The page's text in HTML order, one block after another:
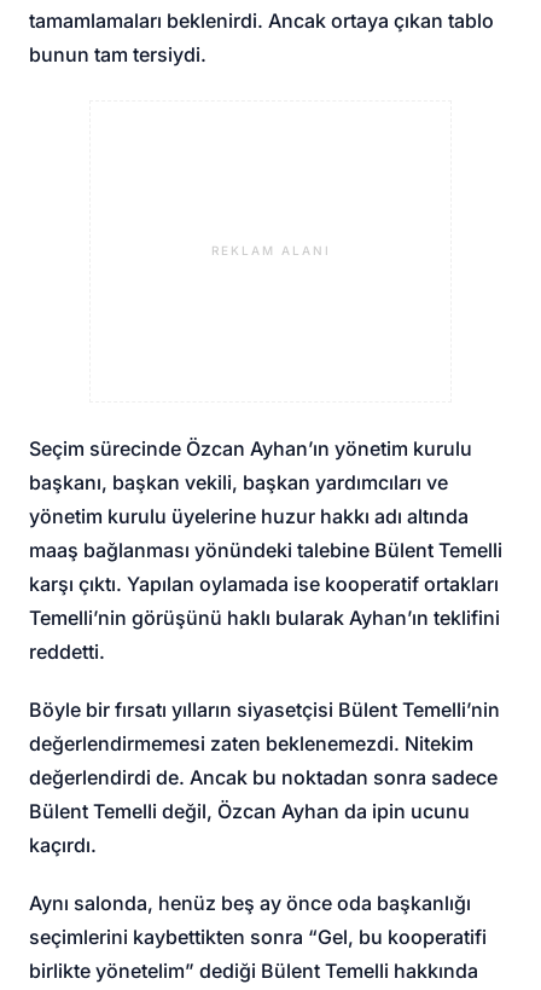
tamamlamaları beklenirdi. Ancak ortaya çıkan tablo
bunun tam tersiydi.
REKLAM ALANI
Seçim sürecinde Özcan Ayhan’ın yönetim kurulu
başkanı, başkan vekili, başkan yardımcıları ve
yönetim kurulu üyelerine huzur hakkı adı altında
maaş bağlanması yönündeki talebine Bülent Temelli
karşı çıktı. Yapılan oylamada ise kooperatif ortakları
Temelli’nin görüşünü haklı bularak Ayhan’ın teklifini
reddetti.
Böyle bir fırsatı yılların siyasetçisi Bülent Temelli’nin
değerlendirmemesi zaten beklenemezdi. Nitekim
değerlendirdi de. Ancak bu noktadan sonra sadece
Bülent Temelli değil, Özcan Ayhan da ipin ucunu
kaçırdı.
Aynı salonda, henüz beş ay önce oda başkanlığı
seçimlerini kaybettikten sonra “Gel, bu kooperatifi
birlikte yönetelim” dediği Bülent Temelli hakkında